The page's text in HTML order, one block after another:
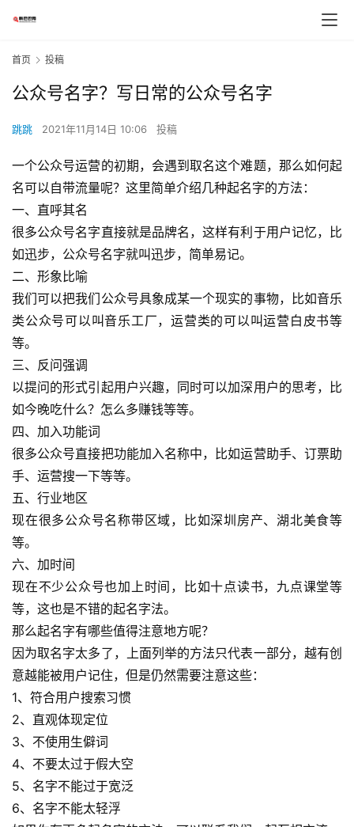
首页 投稿
公众号名字？写日常的公众号名字
跳跳 2021年11月14日 10:06 投稿
一个公众号运营的初期，会遇到取名这个难题，那么如何起
名可以自带流量呢？这里简单介绍几种起名字的方法：
一、直呼其名
很多公众号名字直接就是品牌名，这样有利于用户记忆，比
如迅步，公众号名字就叫迅步，简单易记。
二、形象比喻
我们可以把我们公众号具象成某一个现实的事物，比如音乐
类公众号可以叫音乐工厂，运营类的可以叫运营白皮书等
等。
三、反问强调
以提问的形式引起用户兴趣，同时可以加深用户的思考，比
如今晚吃什么？怎么多赚钱等等。
四、加入功能词
很多公众号直接把功能加入名称中，比如运营助手、订票助
手、运营搜一下等等。
五、行业地区
现在很多公众号名称带区域，比如深圳房产、湖北美食等
等。
六、加时间
现在不少公众号也加上时间，比如十点读书，九点课堂等
等，这也是不错的起名字法。
那么起名字有哪些值得注意地方呢？
因为取名字太多了，上面列举的方法只代表一部分，越有创
意越能被用户记住，但是仍然需要注意这些：
1、符合用户搜索习惯
2、直观体现定位
3、不使用生僻词
4、不要太过于假大空
5、名字不能过于宽泛
6、名字不能太轻浮